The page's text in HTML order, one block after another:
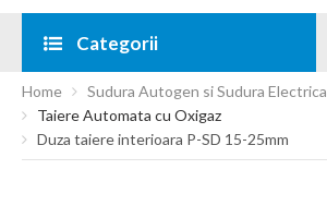
Categorii
Home
Sudura Autogen si Sudura Electrica
Taiere Automata cu Oxigaz
Duza taiere interioara P-SD 15-25mm